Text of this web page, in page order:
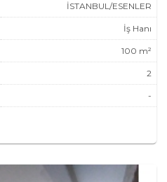
İSTANBUL/ESENLER
İş Hanı
100 m²
2
-